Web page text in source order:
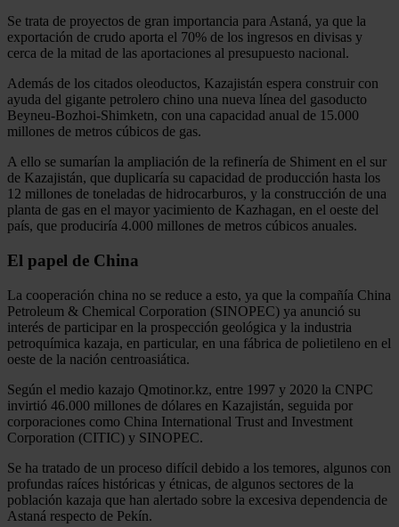
Se trata de proyectos de gran importancia para Astaná, ya que la
exportación de crudo aporta el 70% de los ingresos en divisas y
cerca de la mitad de las aportaciones al presupuesto nacional.
Además de los citados oleoductos, Kazajistán espera construir con
ayuda del gigante petrolero chino una nueva línea del gasoducto
Beyneu-Bozhoi-Shimketn, con una capacidad anual de 15.000
millones de metros cúbicos de gas.
A ello se sumarían la ampliación de la refinería de Shiment en el sur
de Kazajistán, que duplicaría su capacidad de producción hasta los
12 millones de toneladas de hidrocarburos, y la construcción de una
planta de gas en el mayor yacimiento de Kazhagan, en el oeste del
país, que produciría 4.000 millones de metros cúbicos anuales.
El papel de China
La cooperación china no se reduce a esto, ya que la compañía China
Petroleum & Chemical Corporation (SINOPEC) ya anunció su
interés de participar en la prospección geológica y la industria
petroquímica kazaja, en particular, en una fábrica de polietileno en el
oeste de la nación centroasiática.
Según el medio kazajo Qmotinor.kz, entre 1997 y 2020 la CNPC
invirtió 46.000 millones de dólares en Kazajistán, seguida por
corporaciones como China International Trust and Investment
Corporation (CITIC) y SINOPEC.
Se ha tratado de un proceso difícil debido a los temores, algunos con
profundas raíces históricas y étnicas, de algunos sectores de la
población kazaja que han alertado sobre la excesiva dependencia de
Astaná respecto de Pekín.